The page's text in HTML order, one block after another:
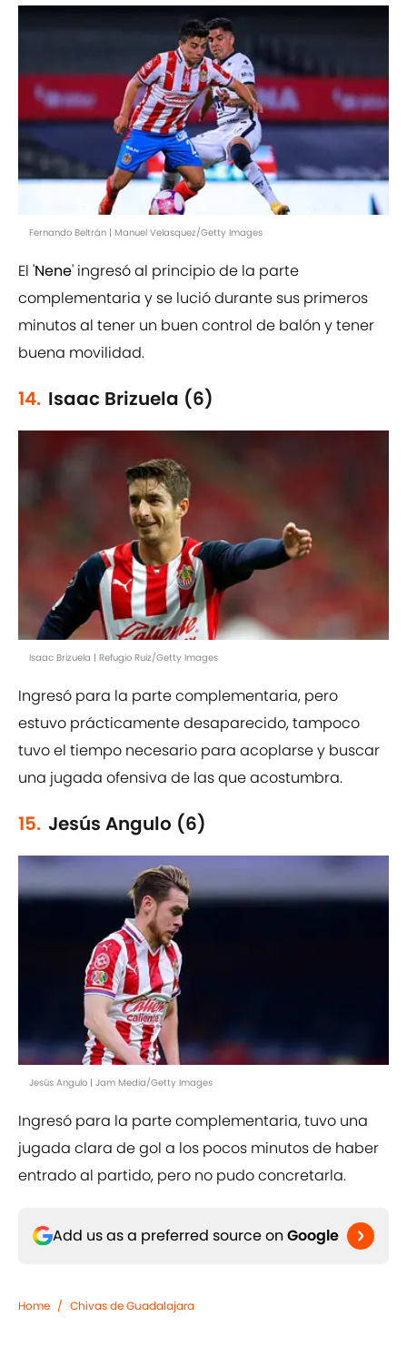
Fernando Beltrán | Manuel Velasquez/Getty Images
El 'Nene' ingresó al principio de la parte
complementaria y se lució durante sus primeros
minutos al tener un buen control de balón y tener
buena movilidad.
14. Isaac Brizuela (6)
Isaac Brizuela | Refugio Ruiz/Getty Images
Ingresó para la parte complementaria, pero
estuvo prácticamente desaparecido, tampoco
tuvo el tiempo necesario para acoplarse y buscar
una jugada ofensiva de las que acostumbra.
15. Jesús Angulo (6)
Jesús Angulo | Jam Media/Getty Images
Ingresó para la parte complementaria, tuvo una
jugada clara de gol a los pocos minutos de haber
entrado al partido, pero no pudo concretarla.
Add us as a preferred source on Google
Home / Chivas de Guadalajara